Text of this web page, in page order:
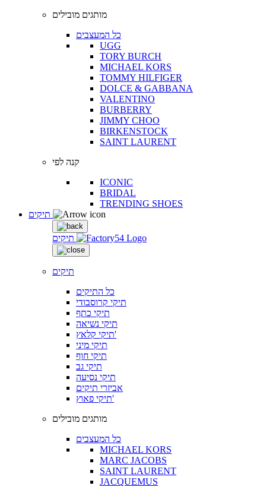
מותגים מובילים
כל המעצבים
UGG
TORY BURCH
MICHAEL KORS
TOMMY HILFIGER
DOLCE & GABBANA
VALENTINO
BURBERRY
JIMMY CHOO
BIRKENSTOCK
SAINT LAURENT
קנה לפי
ICONIC
BRIDAL
TRENDING SHOES
תיקים
תיקים
כל התיקים
תיקי קרוסבודי
תיקי כתף
תיקי נשיאה
תיקי קלאץ'
תיקי מיני
תיקי חוף
תיקי גב
תיקי נסיעה
אביזרי תיקים
תיקי פאוץ'
מותגים מובילים
כל המעצבים
MICHAEL KORS
MARC JACOBS
SAINT LAURENT
JACQUEMUS